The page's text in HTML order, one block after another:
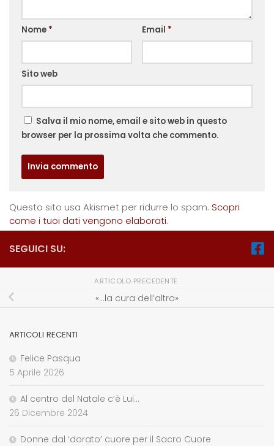
Nome * Email *
Sito web
Salva il mio nome, email e sito web in questo
browser per la prossima volta che commento.
Questo sito usa Akismet per ridurre lo spam. Scopri
come i tuoi dati vengono elaborati.
SEGUICI SU:
ARTICOLO PRECEDENTE
«…la cura dell’altro»
ARTICOLI RECENTI
Felice Pasqua
5 Aprile 2026
Al centro del Natale c’è Lui…
26 Dicembre 2024
Donne dal ‘dorato’ cuore per il Sacro Cuore